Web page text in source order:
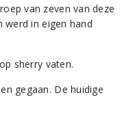
van zeven van deze
in eigen hand
sherry vaten.
gegaan. De huidige